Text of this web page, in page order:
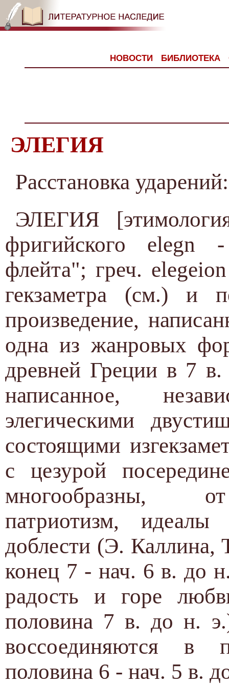
НОВОСТИ БИБЛИОТЕКА
ЭЛЕГИЯ
Расстановка
ЭЛЕГИЯ
фригийского elegn -
флейта"; греч.
гекзаметра (см.) и
произведение,
одна из жанровых
древней Греции в 7 в.
написанное,
элегическими
состоящими
с цезурой
многообразны,
патриотизм,
доблести (Э. Каллина,
конец 7 - нач. 6 в. до
радость и горе
половина 7 в. до н.
воссоединяются в
половина 6 - нач. 5 в.